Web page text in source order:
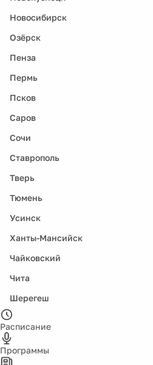
Новосибирск
Озёрск
Пенза
Пермь
Псков
Саров
Сочи
Ставрополь
Тверь
Тюмень
Усинск
Ханты-Мансийск
Чайковский
Чита
Шерегеш
Расписание
Программы